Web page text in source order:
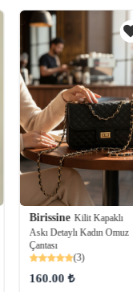
Birissine Kilit Kapaklı
Askı Detaylı Kadın Omuz
Çantası
(3)
160.00 ₺